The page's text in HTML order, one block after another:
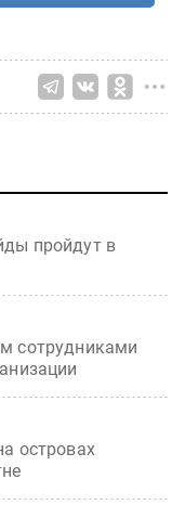
пройдут в
сотрудниками
островах